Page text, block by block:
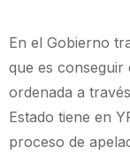
En el Gobierno
que es conseguir
ordenada a
Estado tiene en
proceso de